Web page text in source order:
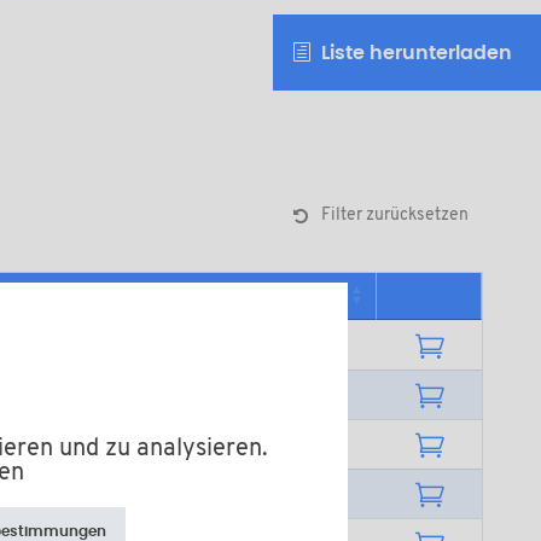
Liste herunterladen
Filter zurücksetzen
und zu analysieren.